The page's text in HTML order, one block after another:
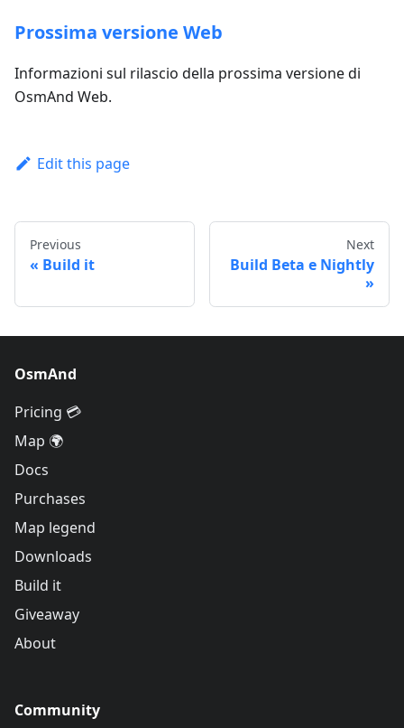
Prossima versione Web
Informazioni sul rilascio della prossima versione di
OsmAnd Web.
Edit this page
Previous
Build it
Next
Build Beta e Nightly
OsmAnd
Pricing 💳
Map 🌍
Docs
Purchases
Map legend
Downloads
Build it
Giveaway
About
Community